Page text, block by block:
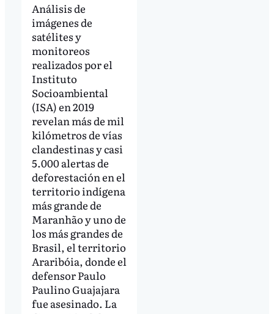
Análisis de
imágenes de
satélites y
monitoreos
realizados por el
Instituto
Socioambiental
(ISA) en 2019
revelan más de mil
kilómetros de vías
clandestinas y casi
5.000 alertas de
deforestación en el
territorio indígena
más grande de
Maranhão y uno de
los más grandes de
Brasil, el territorio
Araribóia, donde el
defensor Paulo
Paulino Guajajara
fue asesinado. La